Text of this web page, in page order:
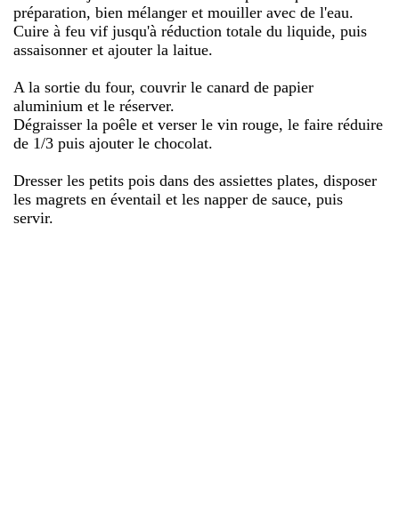
préparation, bien mélanger et mouiller avec de l'eau.
Cuire à feu vif jusqu'à réduction totale du liquide, puis
assaisonner et ajouter la laitue.
A la sortie du four, couvrir le canard de papier
aluminium et le réserver.
Dégraisser la poêle et verser le vin rouge, le faire réduire
de 1/3 puis ajouter le chocolat.
Dresser les petits pois dans des assiettes plates, disposer
les magrets en éventail et les napper de sauce, puis
servir.